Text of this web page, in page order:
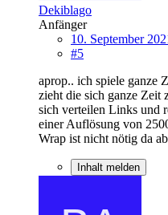
Dekiblago
Anfänger
10. September
#5
aprop.. ich spiele ganze
zieht die sich ganze Zeit
sich verteilen Links und
einer Auflösung von
Wrap ist nicht nötig da
Inhalt melden